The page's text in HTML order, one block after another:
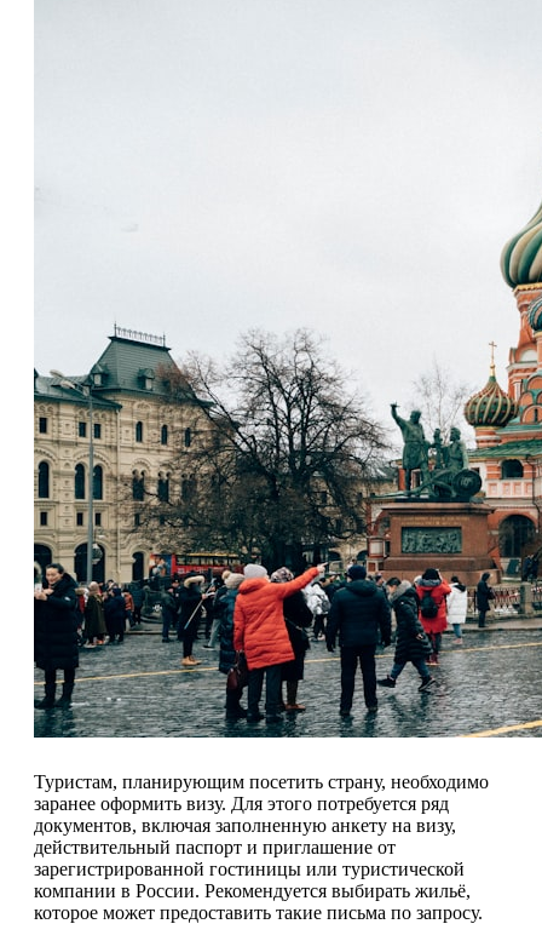
Туристам, планирующим посетить страну, необходимо
заранее оформить визу. Для этого потребуется ряд
документов, включая заполненную анкету на визу,
действительный паспорт и приглашение от
зарегистрированной гостиницы или туристической
компании в России. Рекомендуется выбирать жильё,
которое может предоставить такие письма по запросу.